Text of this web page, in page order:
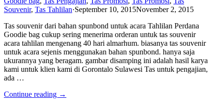
Souvenir, Tas Tahlilan·September 10, 2015November 2, 2015
Tas souvenir dari bahan spunbond untuk acara Tahlilan Perdana
Goodie bag cukup sering menerima orderan untuk tas souvenir
acara tahlilan mengenang 40 hari almarhum. biasanya tas souvenir
untuk acara sejenis menggunakan bahan spunbond. hanya saja
ukurannya yang beragam. gambar disamping ini adalah hasil karya
kami untuk klien kami di Gorontalo Sulawesi Tas untuk pengajian,
ada …
Continue reading →